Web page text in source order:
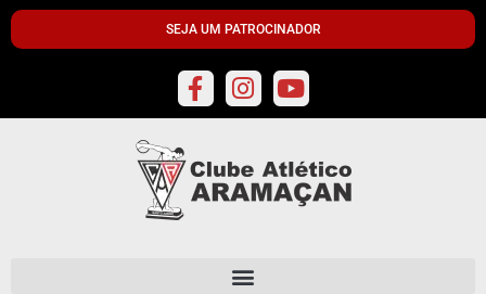
SEJA UM PATROCINADOR